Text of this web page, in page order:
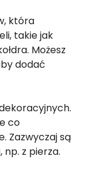
która
takie jak
Możesz
dodać
co
Zazwyczaj są
z pierza.